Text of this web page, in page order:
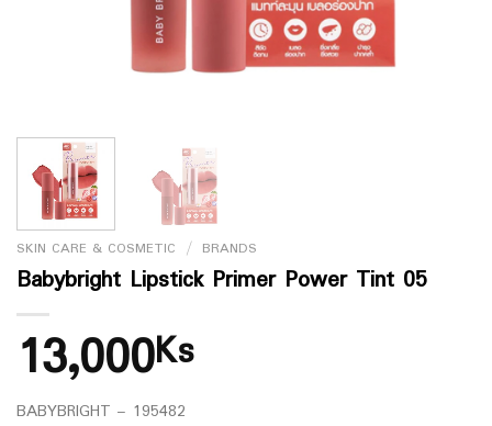
SKIN CARE & COSMETIC / BRANDS
Babybright Lipstick Primer Power Tint 05
13,000Ks
BABYBRIGHT – 195482